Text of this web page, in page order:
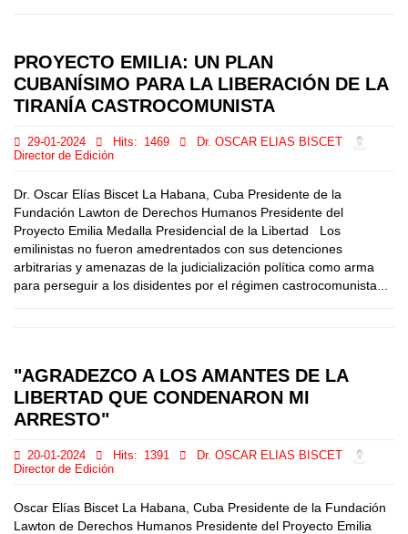
PROYECTO EMILIA: UN PLAN
CUBANÍSIMO PARA LA LIBERACIÓN DE LA
TIRANÍA CASTROCOMUNISTA
29-01-2024 Hits: 1469
Dr. OSCAR ELIAS BISCET
Director de Edición
Dr. Oscar Elías Biscet La Habana, Cuba Presidente de la
Fundación Lawton de Derechos Humanos Presidente del
Proyecto Emilia Medalla Presidencial de la Libertad Los
emilinistas no fueron amedrentados con sus detenciones
arbitrarias y amenazas de la judicialización política como arma
para perseguir a los disidentes por el régimen castrocomunista...
"AGRADEZCO A LOS AMANTES DE LA
LIBERTAD QUE CONDENARON MI
ARRESTO"
20-01-2024 Hits: 1391
Dr. OSCAR ELIAS BISCET
Director de Edición
Oscar Elías Biscet La Habana, Cuba Presidente de la Fundación
Lawton de Derechos Humanos Presidente del Proyecto Emilia